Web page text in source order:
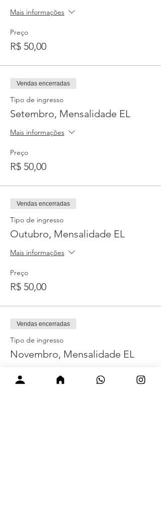
Mais informações
Preço
R$ 50,00
Vendas encerradas
Tipo de ingresso
Setembro, Mensalidade EL
Mais informações
Preço
R$ 50,00
Vendas encerradas
Tipo de ingresso
Outubro, Mensalidade EL
Mais informações
Preço
R$ 50,00
Vendas encerradas
Tipo de ingresso
Novembro, Mensalidade EL